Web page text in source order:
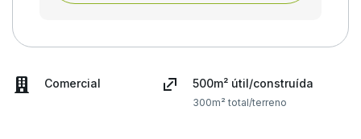
Comercial 500m² útil/construída
300m² total/terreno